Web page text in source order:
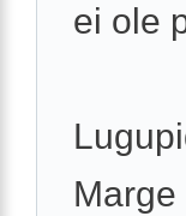
ei ole
Marge